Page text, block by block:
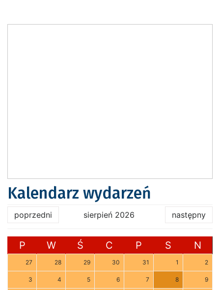
Kalendarz wydarzeń
poprzedni sierpień 2026 następny
P W Ś C P S N
27 28 29 30 31 1 2
3 4 5 6 7 8 9